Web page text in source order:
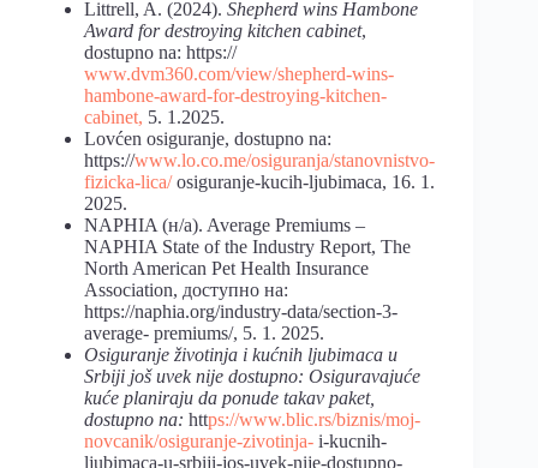
Littrell, A. (2024). Shepherd wins Hambone
Award for destroying kitchen cabinet,
dostupno na: https://
www.dvm360.com/view/shepherd-wins-
hambone-award-for-destroying-kitchen-
cabinet, 5. 1.2025.
Lovćen osiguranje, dostupno na:
https://www.lo.co.me/osiguranja/stanovnistvo-
fizicka-lica/osiguranje-kucih-ljubimaca, 16. 1.
2025.
NAPHIA (н/а). Average Premiums –
NAPHIA State of the Industry Report, The
North American Pet Health Insurance
Association, доступно на:
https://naphia.org/industry-data/section-3-
average- premiums/, 5. 1. 2025.
Osiguranje životinja i kućnih ljubimaca u
Srbiji još uvek nije dostupno: Osiguravajuće
kuće planiraju da ponude takav paket,
dostupno na: https://www.blic.rs/biznis/moj-
novcanik/osiguranje-zivotinja- i-kucnih-
ljubimaca-u-srbiji-jos-uvek-nije-dostupno-